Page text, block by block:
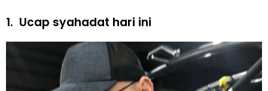
1. Ucap syahadat hari ini